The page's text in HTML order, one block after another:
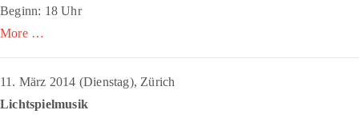
Beginn: 18 Uhr
More …
11. März 2014 (Dienstag), Zürich
Lichtspielmusik